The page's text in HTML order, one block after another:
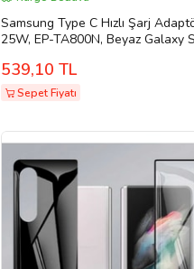
Samsung Type C Hızlı Şarj
25W, EP-TA800N, Beyaz Galaxy
Note 20, A52S, A53, A72, M43,
Fold3, Fold4, Flip 3, Flip 4, Süper
539,10 TL
Sepet Fiyatı